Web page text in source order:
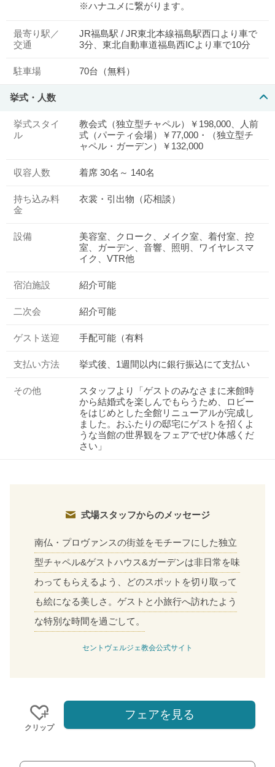
※ハナユメに繋がります。
最寄り駅／
交通
JR福島駅 / JR東北本線福島駅西口より車で
3分、東北自動車道福島西ICより車で10分
駐車場 70台（無料）
挙式・人数
挙式スタイ
ル
教会式（独立型チャペル）￥198,000、人前
式（パーティ会場）￥77,000・（独立型チ
ャペル・ガーデン）￥132,000
収容人数 着席 30名～ 140名
持ち込み料
金
衣裳・引出物（応相談）
設備
美容室、クローク、メイク室、着付室、控
室、ガーデン、音響、照明、ワイヤレスマ
イク、VTR他
宿泊施設 紹介可能
二次会 紹介可能
ゲスト送迎 手配可能（有料
支払い方法 挙式後、1週間以内に銀行振込にて支払い
その他
スタッフより「ゲストのみなさまに来館時
から結婚式を楽しんでもらうため、ロビー
をはじめとした全館リニューアルが完成し
ました。おふたりの邸宅にゲストを招くよ
うな当館の世界観をフェアでぜひ体感くだ
さい」
式場スタッフからのメッセージ
南仏・プロヴァンスの街並をモチーフにした独立
型チャペル&ゲストハウス&ガーデンは非日常を味
わってもらえるよう、どのスポットを切り取って
も絵になる美しさ。ゲストと小旅行へ訪れたよう
な特別な時間を過ごして。
セントヴェルジェ教会公式サイト
クリップ
フェアを見る